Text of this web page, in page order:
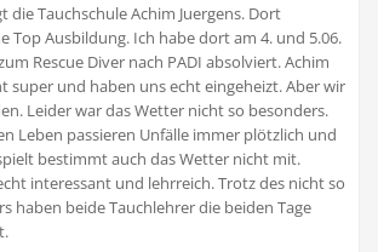
die Tauchschule Achim Juergens. Dort
Top Ausbildung. Ich habe dort am 4. und 5.06.
Rescue Diver nach PADI absolviert. Achim
super und haben uns echt eingeheizt. Aber wir
Leider war das Wetter nicht so besonders.
Leben passieren Unfälle immer plötzlich und
bestimmt auch das Wetter nicht mit.
interessant und lehrreich. Trotz des nicht so
haben beide Tauchlehrer die beiden Tage